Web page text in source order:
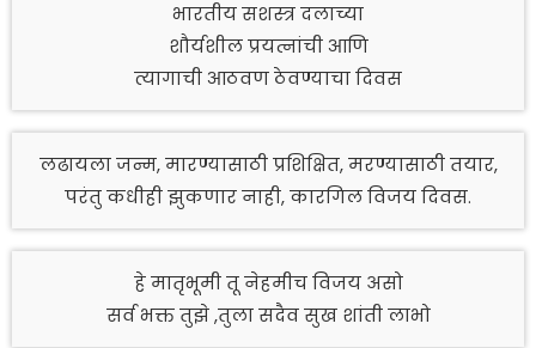
भारतीय सशस्त्र दलाच्या
शौर्यशील प्रयत्नांची आणि
त्यागाची आठवण ठेवण्याचा दिवस
लढायला जन्म, मारण्यासाठी प्रशिक्षित, मरण्यासाठी तयार,
परंतु कधीही झुकणार नाही, कारगिल विजय दिवस.
हे मातृभूमी तू नेहमीच विजय असो
सर्व भक्त तुझे ,तुला सदैव सुख शांती लाभो